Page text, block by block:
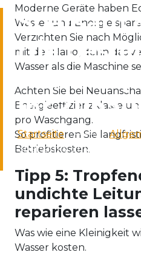
Sparsam
Die
Ihr
Startseite🡒
Sparsam & Smart: Die
Moderne Geräte haben
Wasser und Energie
Verzichten Sie nach
mit der Hand, denn das
Wasser als die Maschine
Achten Sie bei
Energieeffizienzklasse
pro Waschgang.
So profitieren Sie
Betriebskosten.
Tipp 5:
undichte
reparieren
Was wie eine Kleinigkeit
Wasser kosten.